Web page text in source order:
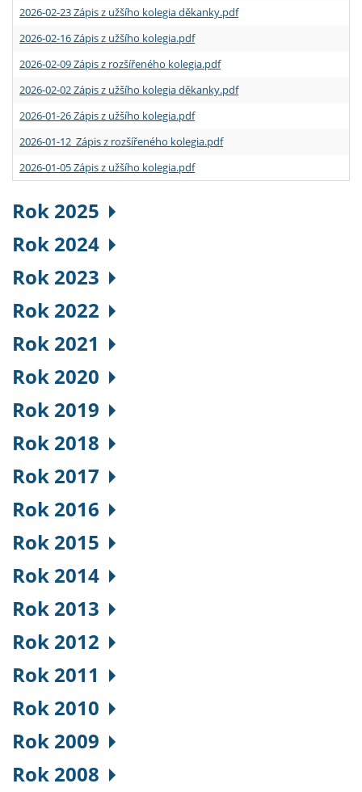
2026-02-23 Zápis z užšího kolegia děkanky.pdf
2026-02-16 Zápis z užšího kolegia.pdf
2026-02-09 Zápis z rozšířeného kolegia.pdf
2026-02-02 Zápis z užšího kolegia děkanky.pdf
2026-01-26 Zápis z užšího kolegia.pdf
2026-01-12 Zápis z rozšířeného kolegia.pdf
2026-01-05 Zápis z užšího kolegia.pdf
Rok 2025
Rok 2024
Rok 2023
Rok 2022
Rok 2021
Rok 2020
Rok 2019
Rok 2018
Rok 2017
Rok 2016
Rok 2015
Rok 2014
Rok 2013
Rok 2012
Rok 2011
Rok 2010
Rok 2009
Rok 2008